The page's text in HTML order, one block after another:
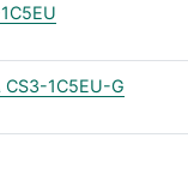
CS3-1C5EU-G